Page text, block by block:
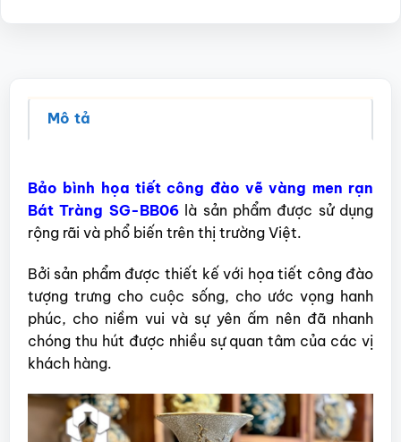
Mô tả
Bảo bình họa tiết công đào vẽ vàng men rạn
Bát Tràng SG-BB06là sản phẩm được sử dụng
rộng rãi và phổ biến trên thị trường Việt.
Bởi sản phẩm được thiết kế với họa tiết công đào
tượng trưng cho cuộc sống, cho ước vọng hanh
phúc, cho niềm vui và sự yên ấm nên đã nhanh
chóng thu hút được nhiều sự quan tâm của các vị
khách hàng.